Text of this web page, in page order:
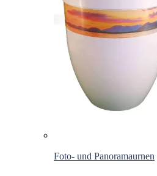
Foto- und Panoramaurnen